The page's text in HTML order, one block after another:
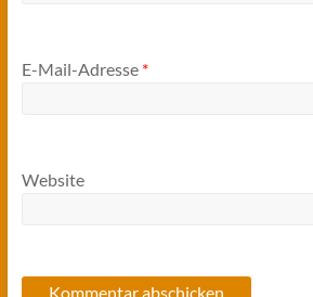
E-Mail-Adresse *
Website